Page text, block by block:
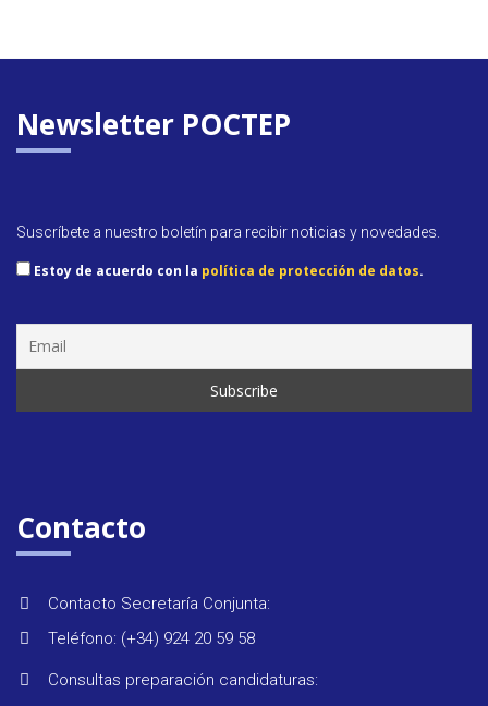
Newsletter POCTEP
Suscríbete a nuestro boletín para recibir noticias y novedades.
Estoy de acuerdo con la política de protección de datos.
Contacto
Contacto Secretaría Conjunta:
Teléfono: (+34) 924 20 59 58
Consultas preparación candidaturas: